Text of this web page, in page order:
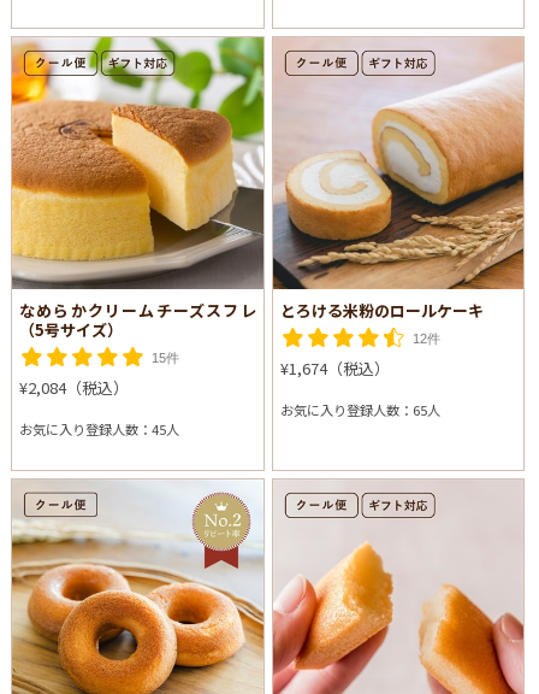
なめらかクリームチーズスフレ
（5号サイズ）
15件
¥2,084（税込）
お気に入り登録人数：45人
とろける米粉のロールケーキ
12件
¥1,674（税込）
お気に入り登録人数：65人